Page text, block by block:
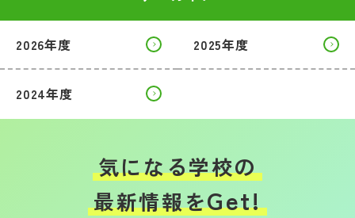
2026年度 2025年度
2024年度
気になる学校の
最新情報をGet!